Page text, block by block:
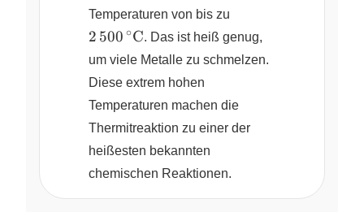
Temperaturen von bis zu
\text{C}
2 500 ∘C. Das ist heiß genug,
um viele Metalle zu schmelzen.
Diese extrem hohen
Temperaturen machen die
Thermitreaktion zu einer der
heißesten bekannten
chemischen Reaktionen.